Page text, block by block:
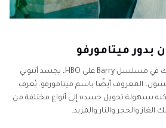
اشتهر بأدائه شخصية نوهانك في مسلسل Barry على HBO، يجسد أنتوني
المعروف أيضًا باسم ميتامورفو. يُعرف
بسهولة تحويل جسده إلى أنواع مختلفة من
الغاز والحجر والنار والمزيد.